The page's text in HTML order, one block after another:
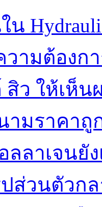
ความต้อง
สิว ให้เห็
ามราคาถู
ลลาเจนยั
ส่วนตัวก